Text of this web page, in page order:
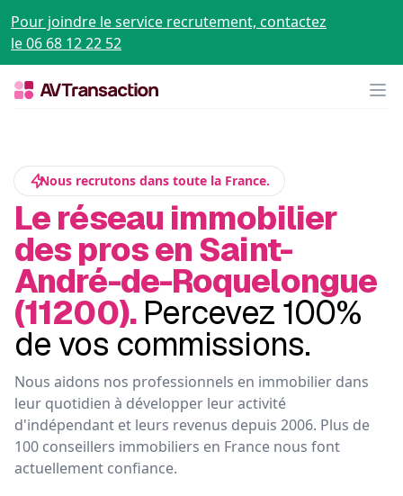
Pour joindre le service recrutement, contactez
le 06 68 12 22 52
Nous recrutons dans toute la France.
Le réseau immobilier
des pros en Saint-
André-de-Roquelongue
(11200). Percevez 100%
de vos commissions.
Nous aidons nos professionnels en immobilier dans
leur quotidien à développer leur activité
d'indépendant et leurs revenus depuis 2006. Plus de
100 conseillers immobiliers en France nous font
actuellement confiance.